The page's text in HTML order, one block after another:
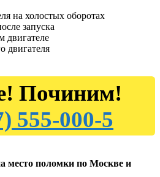
на холостых оборотах
запуска
двигателе
двигателя
Починим!
555-000-5
место поломки по Москве и